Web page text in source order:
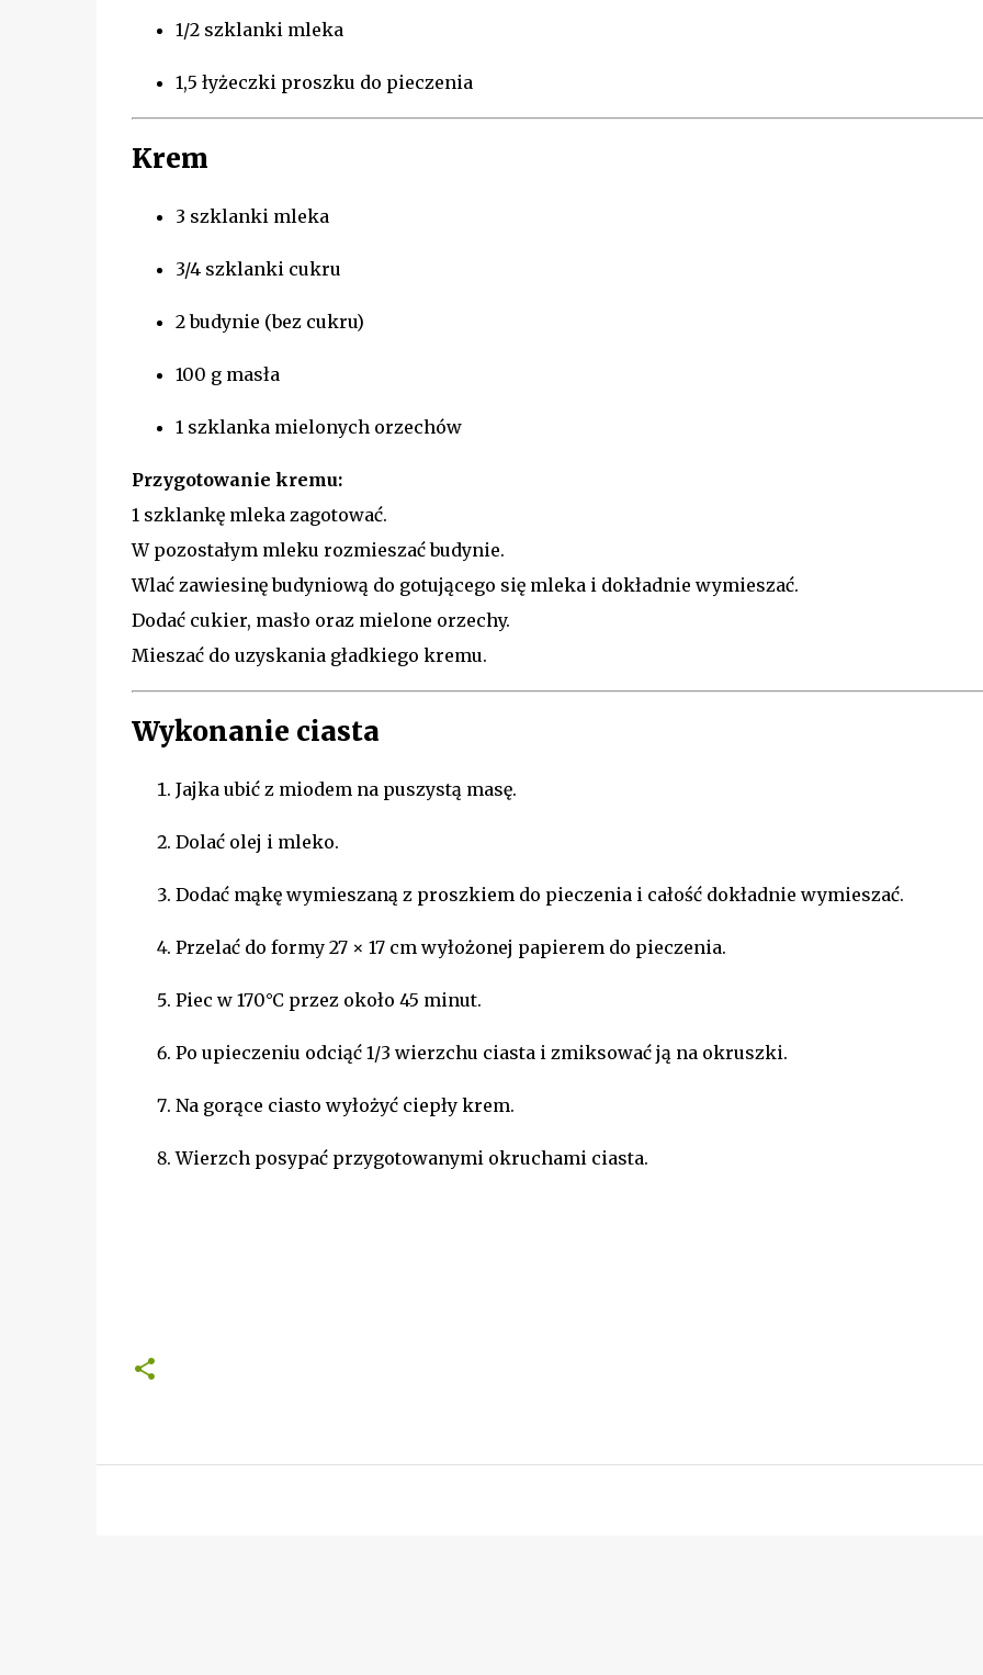
1/2 szklanki mleka
1,5 łyżeczki proszku do pieczenia
Krem
3 szklanki mleka
3/4 szklanki cukru
2 budynie (bez cukru)
100 g masła
1 szklanka mielonych orzechów
Przygotowanie kremu:
1 szklankę mleka zagotować.
W pozostałym mleku rozmieszać budynie.
Wlać zawiesinę budyniową do gotującego się mleka i dokładnie wymieszać.
Dodać cukier, masło oraz mielone orzechy.
Mieszać do uzyskania gładkiego kremu.
Wykonanie ciasta
Jajka ubić z miodem na puszystą masę.
Dolać olej i mleko.
Dodać mąkę wymieszaną z proszkiem do pieczenia i całość dokładnie wymieszać.
Przelać do formy 27 × 17 cm wyłożonej papierem do pieczenia.
Piec w 170°C przez około 45 minut.
Po upieczeniu odciąć 1/3 wierzchu ciasta i zmiksować ją na okruszki.
Na gorące ciasto wyłożyć ciepły krem.
Wierzch posypać przygotowanymi okruchami ciasta.